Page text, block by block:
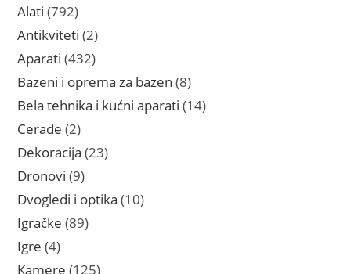
Alati 792792
proizvoda
Antikviteti 22
proizvoda
Aparati 432432
proizvoda
Bazeni i oprema za bazen 88
proizvoda
Bela tehnika i kućni aparati 1414
Cerade 22
proizvoda
Dekoracija 2323
Dronovi 99
proizvoda
Dvogledi i optika 1010
Igračke 8989
Igre 44
proizvoda
Kamere 125125